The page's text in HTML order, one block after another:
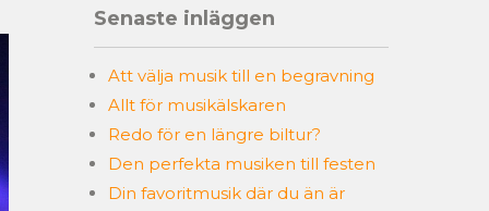
Senaste inläggen
Att välja musik till en begravning
Allt för musikälskaren
Redo för en längre biltur?
Den perfekta musiken till festen
Din favoritmusik där du än är